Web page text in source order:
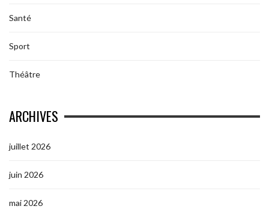
Santé
Sport
Théâtre
ARCHIVES
juillet 2026
juin 2026
mai 2026